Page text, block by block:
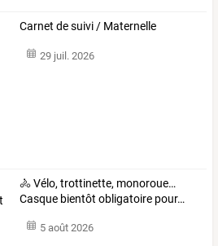
Carnet de suivi / Maternelle
29 juil. 2026
🚴Vélo, trottinette, monoroue…
Casque bientôt obligatoire pour…
5 août 2026